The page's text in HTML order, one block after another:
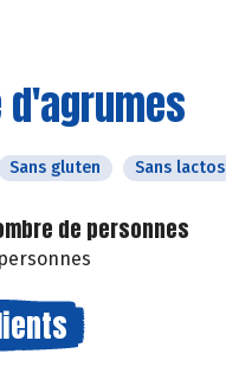
d'agrumes
Sans gluten Sans
de personnes